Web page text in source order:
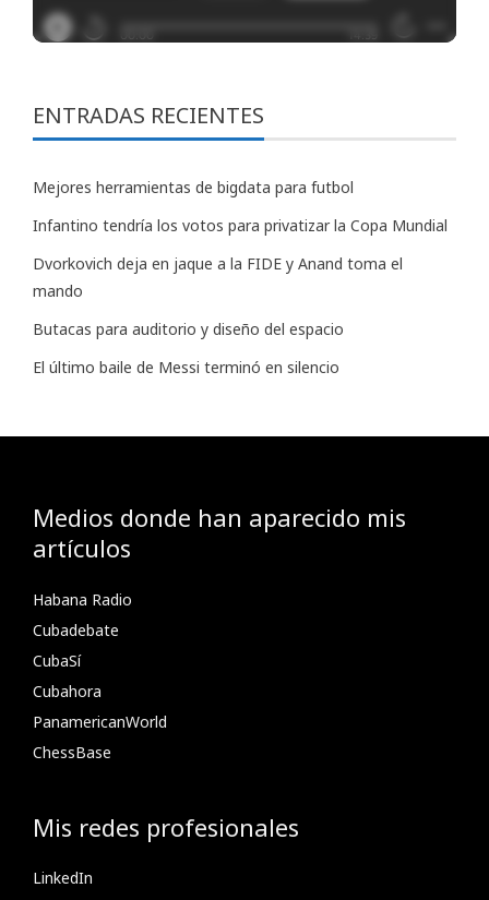
ENTRADAS RECIENTES
Mejores herramientas de bigdata para futbol
Infantino tendría los votos para privatizar la Copa Mundial
Dvorkovich deja en jaque a la FIDE y Anand toma el
mando
Butacas para auditorio y diseño del espacio
El último baile de Messi terminó en silencio
Medios donde han aparecido mis
artículos
Habana Radio
Cubadebate
CubaSí
Cubahora
PanamericanWorld
ChessBase
Mis redes profesionales
LinkedIn